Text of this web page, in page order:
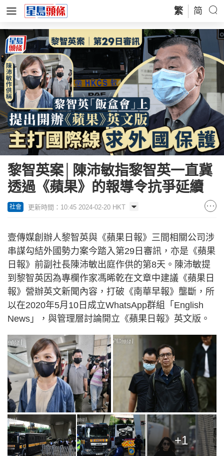
繁 简
黎智英案│陳沛敏指黎智英一直冀
透過《蘋果》的報導令抗爭延續
社會 更新時間：10:45 2024-02-20 HKT
壹傳媒創辦人黎智英與《蘋果日報》三間相關公司涉
串謀勾結外國勢力案今踏入第29日審訊，亦是《蘋果
日報》前副社長陳沛敏出庭作供的第8天。陳沛敏提
到黎智英因為專欄作家馮晞乾在文章中建議《蘋果日
報》營辦英文新聞內容，打破《南華早報》壟斷，所
以在2020年5月10日成立WhatsApp群組「English
News」，與管理層討論開立《蘋果日報》英文版。
+1